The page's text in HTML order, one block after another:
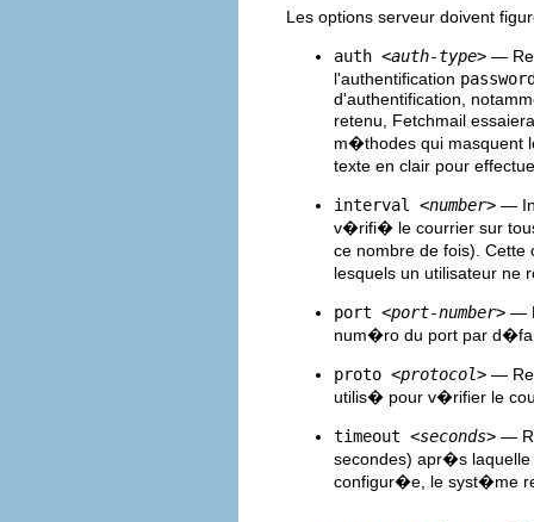
Les options serveur doivent
auth <auth-type> —
l'authentification
d'authentification,
retenu, Fetchmail
m�thodes qui masquent
texte en clair pour
interval <number> —
v�rifi� le courrier sur
ce nombre de fois).
lesquels un utilisateur ne
port <port-number> —
num�ro du port par
proto <protocol> —
utilis� pour v�rifier le
timeout <seconds> —
secondes) apr�s laquelle
configur�e, le syst�me